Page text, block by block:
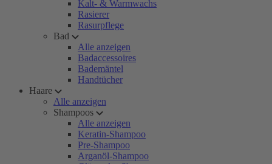
Kalt- & Warmwachs
Rasierer
Rasurpflege
Bad
Alle anzeigen
Badaccessoires
Bademäntel
Handtücher
Haare
Alle anzeigen
Shampoos
Alle anzeigen
Keratin-Shampoo
Pre-Shampoo
Arganöl-Shampoo